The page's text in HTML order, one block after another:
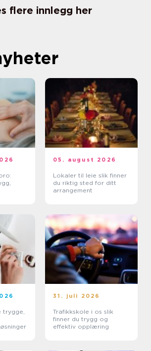
flere innlegg her
05. august 2026
Lokaler til leie slik finner
du riktig sted for ditt
arrangement
31. juli 2026
Trafikkskole i os slik
finner du trygg og
effektiv opplæring